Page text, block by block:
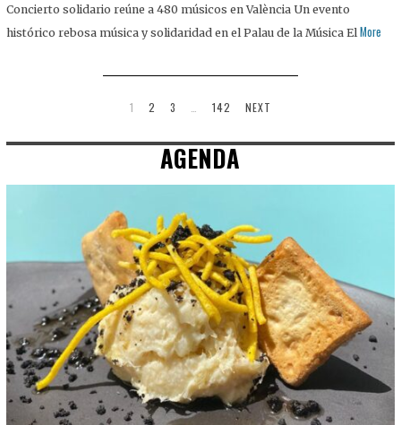
Concierto solidario reúne a 480 músicos en València Un evento
histórico rebosa música y solidaridad en el Palau de la Música El More
1 2 3 142 NEXT
AGENDA